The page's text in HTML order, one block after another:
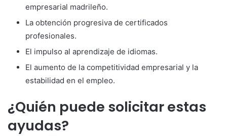
empresarial madrileño.
La obtención progresiva de certificados
profesionales.
El impulso al aprendizaje de idiomas.
El aumento de la competitividad empresarial y la
estabilidad en el empleo.
¿Quién puede solicitar estas
ayudas?